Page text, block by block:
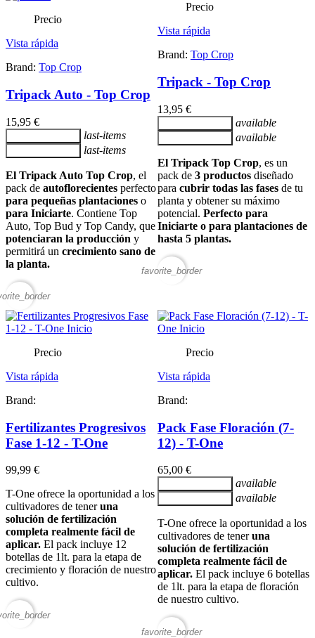
Precio
Vista rápida
Brand: Top Crop
Tripack Auto - Top Crop
15,95 €
last-items
last-items
El Tripack Auto Top Crop, el
pack de autoflorecientes perfecto
para pequeñas plantaciones o
para Iniciarte. Contiene Top
Auto, Top Bud y Top Candy, que
potenciaran la producción y
permitirá un crecimiento sano de
la planta.
Precio
Vista rápida
Brand: Top Crop
Tripack - Top Crop
13,95 €
available
available
El Tripack Top Crop, es un
pack de 3 productos diseñado
para cubrir todas las fases de tu
planta y obtener su máximo
potencial. Perfecto para
Iniciarte o para plantaciones de
hasta 5 plantas.
favorite_border
Precio
Vista rápida
Brand:
Fertilizantes Progresivos
Fase 1-12 - T-One
99,99 €
T-One ofrece la oportunidad a los
cultivadores de teneruna
solución de fertilización
completa realmente fácil de
aplicar. El pack incluye 12
botellas de 1lt. para la etapa de
crecimiento y floración de nuestro
cultivo.
Precio
Vista rápida
Brand:
Pack Fase Floración (7-
12) - T-One
65,00 €
available
available
T-One ofrece la oportunidad a los
cultivadores de teneruna
solución de fertilización
completa realmente fácil de
aplicar. El pack incluye 6 botellas
de 1lt. para la etapa de floración
de nuestro cultivo.
favorite_border